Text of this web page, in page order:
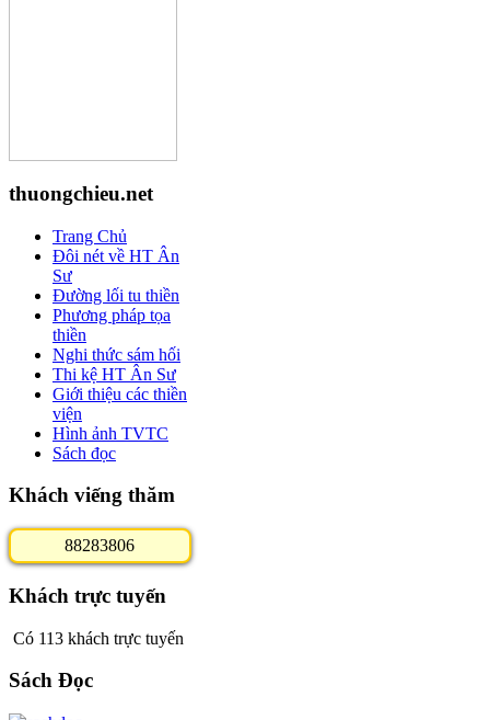
thuongchieu.net
Trang Chủ
Đôi nét về HT Ân
Sư
Đường lối tu thiền
Phương pháp tọa
thiền
Nghi thức sám hối
Thi kệ HT Ân Sư
Giới thiệu các thiền
viện
Hình ảnh TVTC
Sách đọc
Khách viếng thăm
88283806
Khách trực tuyến
Có 113 khách trực tuyến
Sách Đọc